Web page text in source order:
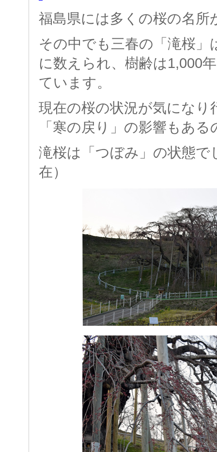
福島県には多くの桜の名所
その中でも三春の「滝桜」
に数えられ、樹齢は1,000
ています。
現在の桜の状況が気になり
「寒の戻り」の影響もあ
滝桜は「つぼみ」の状態で
在）